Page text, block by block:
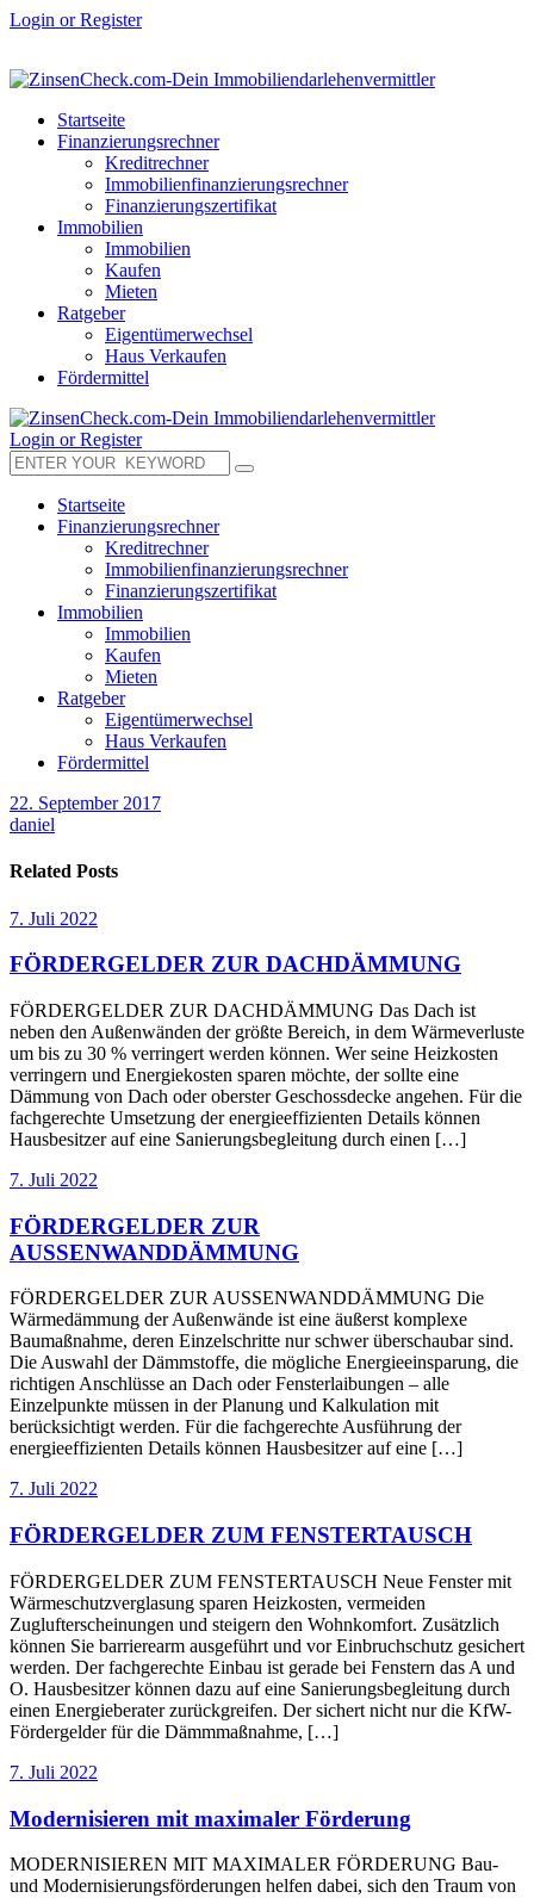
Login or Register
Startseite
Finanzierungsrechner
Kreditrechner
Immobilienfinanzierungsrechner
Finanzierungszertifikat
Immobilien
Immobilien
Kaufen
Mieten
Ratgeber
Eigentümerwechsel
Haus Verkaufen
Fördermittel
Login or Register
Startseite
Finanzierungsrechner
Kreditrechner
Immobilienfinanzierungsrechner
Finanzierungszertifikat
Immobilien
Immobilien
Kaufen
Mieten
Ratgeber
Eigentümerwechsel
Haus Verkaufen
Fördermittel
22. September 2017
daniel
Related Posts
7. Juli 2022
FÖRDERGELDER ZUR DACHDÄMMUNG
FÖRDERGELDER ZUR DACHDÄMMUNG Das Dach ist
neben den Außenwänden der größte Bereich, in dem Wärmeverluste
um bis zu 30 % verringert werden können. Wer seine Heizkosten
verringern und Energiekosten sparen möchte, der sollte eine
Dämmung von Dach oder oberster Geschossdecke angehen. Für die
fachgerechte Umsetzung der energieeffizienten Details können
Hausbesitzer auf eine Sanierungsbegleitung durch einen […]
7. Juli 2022
FÖRDERGELDER ZUR
AUSSENWANDDÄMMUNG
FÖRDERGELDER ZUR AUSSENWANDDÄMMUNG Die
Wärmedämmung der Außenwände ist eine äußerst komplexe
Baumaßnahme, deren Einzelschritte nur schwer überschaubar sind.
Die Auswahl der Dämmstoffe, die mögliche Energieeinsparung, die
richtigen Anschlüsse an Dach oder Fensterlaibungen – alle
Einzelpunkte müssen in der Planung und Kalkulation mit
berücksichtigt werden. Für die fachgerechte Ausführung der
energieeffizienten Details können Hausbesitzer auf eine […]
7. Juli 2022
FÖRDERGELDER ZUM FENSTERTAUSCH
FÖRDERGELDER ZUM FENSTERTAUSCH Neue Fenster mit
Wärmeschutzverglasung sparen Heizkosten, vermeiden
Zuglufterscheinungen und steigern den Wohnkomfort. Zusätzlich
können Sie barrierearm ausgeführt und vor Einbruchschutz gesichert
werden. Der fachgerechte Einbau ist gerade bei Fenstern das A und
O. Hausbesitzer können dazu auf eine Sanierungsbegleitung durch
einen Energieberater zurückgreifen. Der sichert nicht nur die KfW-
Fördergelder für die Dämmmaßnahme, […]
7. Juli 2022
Modernisieren mit maximaler Förderung
MODERNISIEREN MIT MAXIMALER FÖRDERUNG Bau-
und Modernisierungsförderungen helfen dabei, sich den Traum von